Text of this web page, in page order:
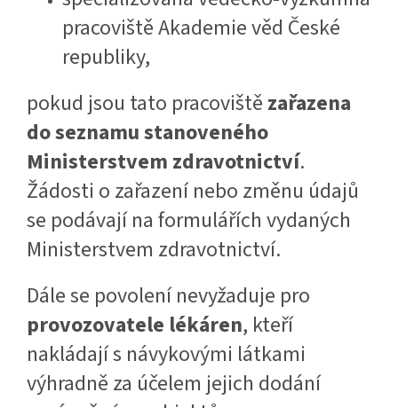
pracoviště Akademie věd České
republiky,
pokud jsou tato pracoviště zařazena
do seznamu stanoveného
Ministerstvem zdravotnictví.
Žádosti o zařazení nebo změnu údajů
se podávají na formulářích vydaných
Ministerstvem zdravotnictví.
Dále se povolení nevyžaduje pro
provozovatele lékáren, kteří
nakládají s návykovými látkami
výhradně za účelem jejich dodání